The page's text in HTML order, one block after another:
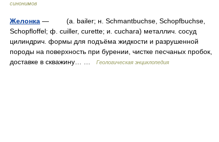
синонимов
Желонка — (a. bailer; н. Schmantbuchse, Schopfbuchse,
Schopfloffel; ф. cuiller, curette; и. cuchara) металлич. сосуд
цилиндрич. формы для подъёма жидкости и разрушенной
породы на поверхность при бурении, чистке песчаных пробок,
доставке в скважину… …
Геологическая энциклопедия